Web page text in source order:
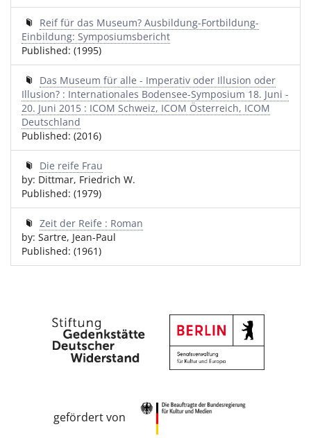
Reif für das Museum? Ausbildung-Fortbildung-
Einbildung: Symposiumsbericht
Published: (1995)
Das Museum für alle - Imperativ oder Illusion oder
Illusion? : Internationales Bodensee-Symposium 18. Juni -
20. Juni 2015 : ICOM Schweiz, ICOM Österreich, ICOM
Deutschland
Published: (2016)
Die reife Frau
by: Dittmar, Friedrich W.
Published: (1979)
Zeit der Reife : Roman
by: Sartre, Jean-Paul
Published: (1961)
gefördert von